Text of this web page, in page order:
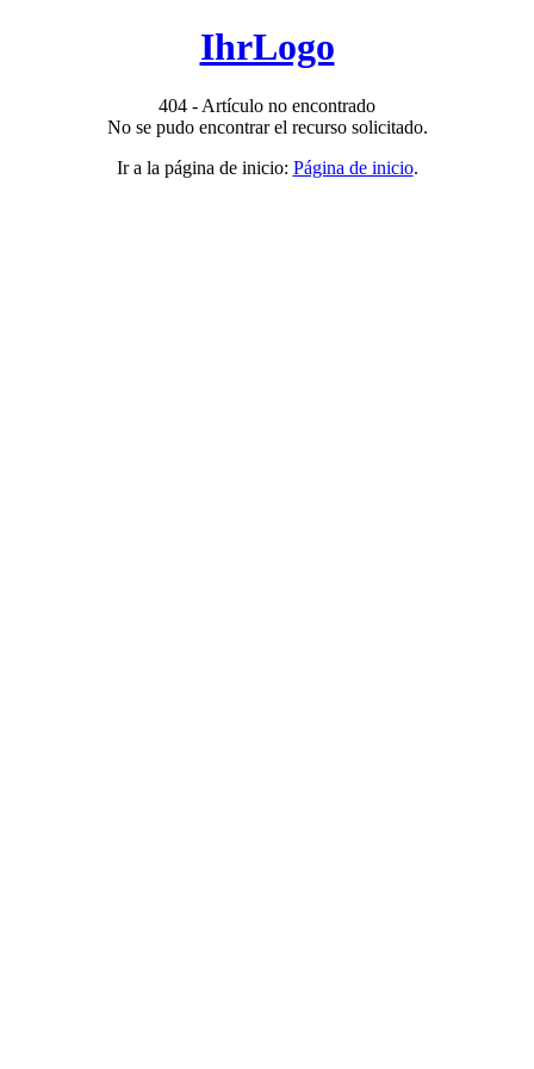
IhrLogo
404 - Artículo no encontrado
No se pudo encontrar el recurso solicitado.
Ir a la página de inicio: Página de inicio.